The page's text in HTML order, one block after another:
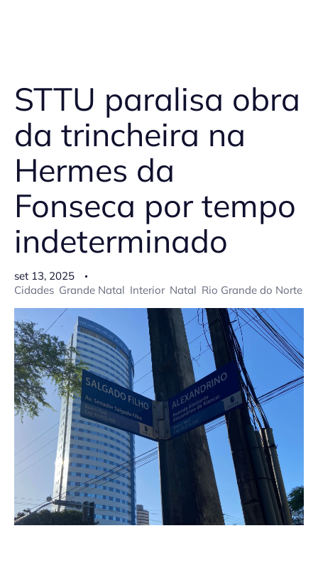
STTU paralisa obra
da trincheira na
Hermes da
Fonseca por tempo
indeterminado
set 13, 2025
Cidades Grande Natal Interior Natal Rio Grande do Norte